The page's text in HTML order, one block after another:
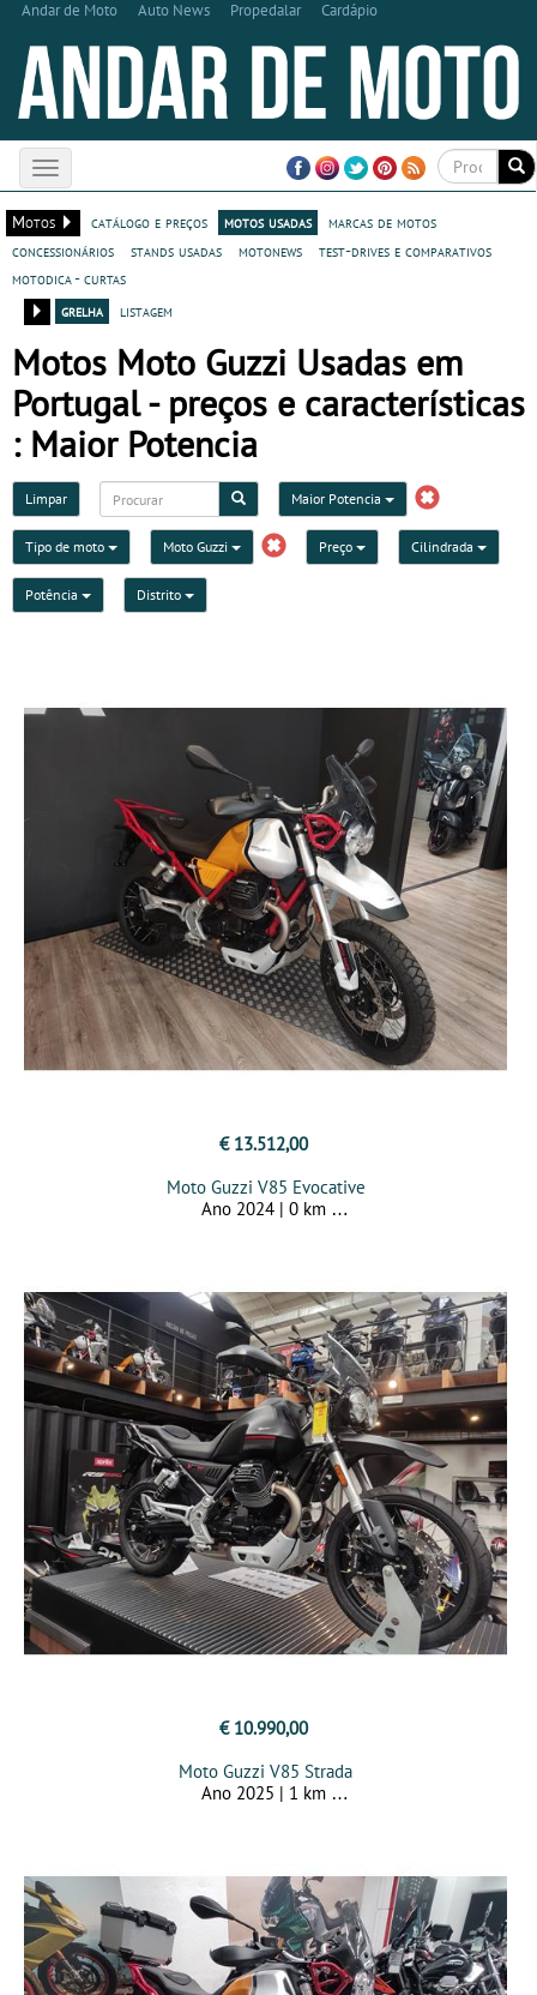
Andar de Moto Auto News Propedalar Cardápio
Toggle
navigation
Motos
catálogo e preços motos usadas
marcas de motos
concessionários
stands usadas motonews
test-drives e comparativos
motodica - curtas
grelha
listagem
Motos Moto Guzzi Usadas em
Portugal - preços e características
: Maior Potencia
Limpar Maior Potencia
Tipo de moto Moto Guzzi Preço Cilindrada
Potência Distrito
€ 13.512,00
Moto Guzzi V85 Evocative
Ano 2024 | 0 km
€ 10.990,00
Moto Guzzi V85 Strada
Ano 2025 | 1 km